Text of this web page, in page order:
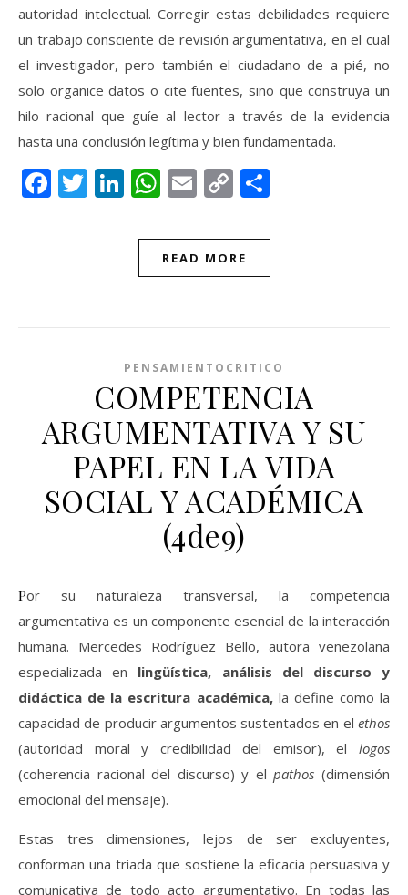
autoridad intelectual. Corregir estas debilidades requiere
un trabajo consciente de revisión argumentativa, en el cual
el investigador, pero también el ciudadano de a pié, no
solo organice datos o cite fuentes, sino que construya un
hilo racional que guíe al lector a través de la evidencia
hasta una conclusión legítima y bien fundamentada.
Facebook
Twitter
LinkedIn
WhatsApp
Email
Copy
READ MORE
PENSAMIENTOCRITICO
COMPETENCIA
ARGUMENTATIVA Y SU
PAPEL EN LA VIDA
SOCIAL Y ACADÉMICA
(4de9)
Por su naturaleza transversal, la competencia
argumentativa es un componente esencial de la interacción
humana. Mercedes Rodríguez Bello, autora venezolana
especializada en lingüística, análisis del discurso y
didáctica de la escritura académica,la define como la
capacidad de producir argumentos sustentados en el ethos
(autoridad moral y credibilidad del emisor), el logos
(coherencia racional del discurso) y elpathos (dimensión
emocional del mensaje).
Estas tres dimensiones, lejos de ser excluyentes,
conforman una triada que sostiene la eficacia persuasiva y
comunicativa de todo acto argumentativo. En todas las